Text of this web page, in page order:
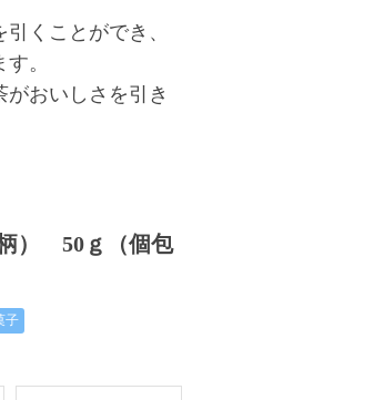
くことができ、
。
おいしさを引き
） 50ｇ（個包
子